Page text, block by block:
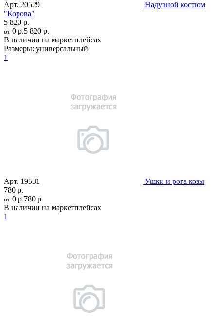
Арт. 20529
Надувной костюм
"Корова"
5 820 р.
от 0 р.5 820 р.
В наличии на маркетплейсах
Размеры: универсальный
1
Арт. 19531
Ушки и рога козы
780 р.
от 0 р.780 р.
В наличии на маркетплейсах
1